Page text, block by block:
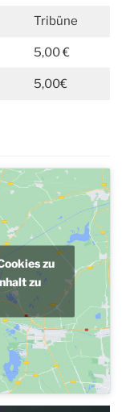
Tribüne
5,00 €
5,00€
zu
zu